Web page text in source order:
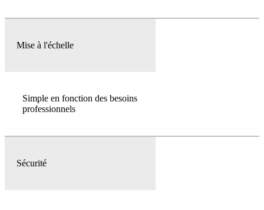
Mise à l'échelle
Simple en fonction des besoins
professionnels
Sécurité